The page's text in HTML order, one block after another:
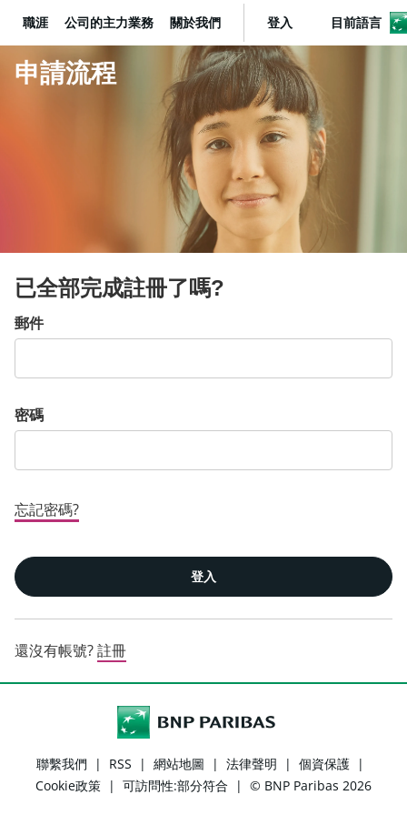
BNP Paribas
職涯 公司的主力業務 關於我們 登入 目前語言
申請流程
已全部完成註冊了嗎?
登入:使用者與密碼
郵件
密碼
忘記密碼?
登入
還沒有帳號?註冊
聯繫我們 | RSS | 網站地圖 | 法律聲明 | 個資保護
|
Cookie政策 | 可訪問性:部分符合 | © BNP Paribas 2026